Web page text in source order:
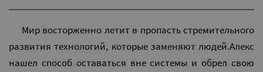
Мир восторженно летит в пропасть стремительного
развития технологий, которые заменяют людей.Алекс
нашел способ оставаться вне системы и обрел свою